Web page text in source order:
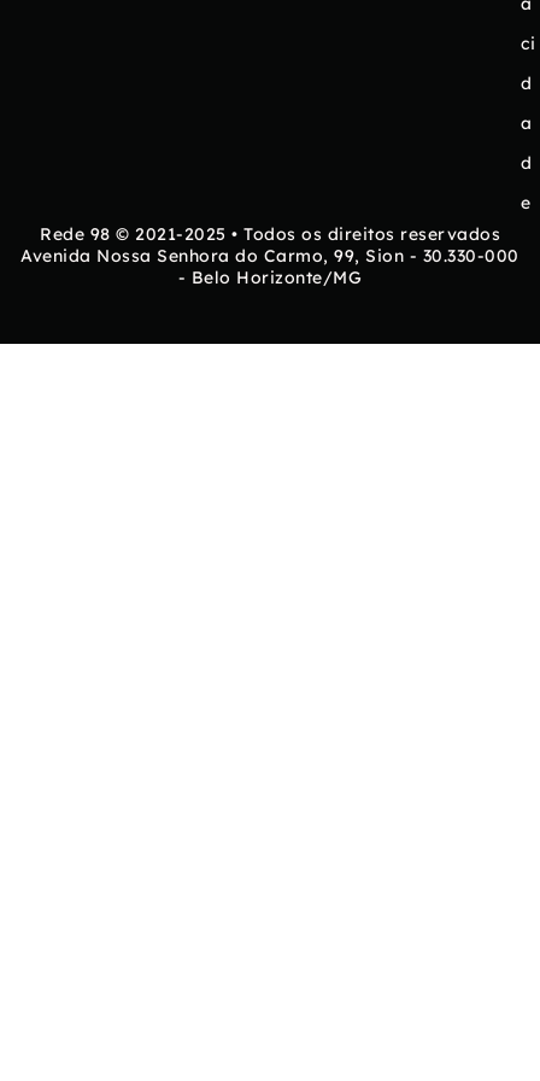
ci
d
a
d
e
Rede 98 © 2021-2025 • Todos os direitos reservados
Avenida Nossa Senhora do Carmo, 99, Sion - 30.330-000
- Belo Horizonte/MG